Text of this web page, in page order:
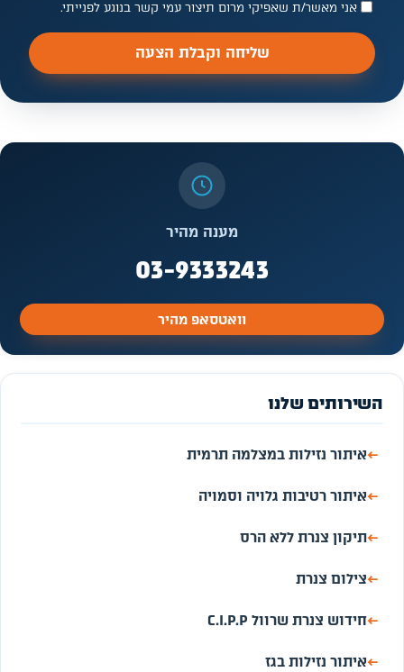
אני מאשר/ת שאפיקי מרום תיצור עמי קשר בנוגע לפנייתי.
שליחה וקבלת הצעה
מענה מהיר
03-9333243
וואטסאפ מהיר
השירותים שלנו
←איתור נזילות במצלמה תרמית
←איתור רטיבות גלויה וסמויה
←תיקון צנרת ללא הרס
←צילום צנרת
←חידוש צנרת שרוול C.I.P.P
←איתור נזילות בגז